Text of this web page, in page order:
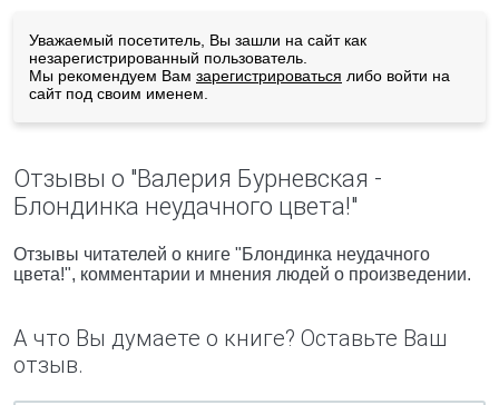
Уважаемый посетитель, Вы зашли на сайт как
незарегистрированный пользователь.
Мы рекомендуем Вам зарегистрироваться либо войти на
сайт под своим именем.
Отзывы о "Валерия Бурневская -
Блондинка неудачного цвета!"
Отзывы читателей о книге "Блондинка неудачного
цвета!", комментарии и мнения людей о произведении.
А что Вы думаете о книге? Оставьте Ваш
отзыв.